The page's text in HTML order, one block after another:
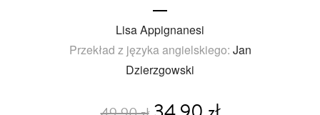
Lisa Appignanesi
Przekład z języka angielskiego: Jan
Dzierzgowski